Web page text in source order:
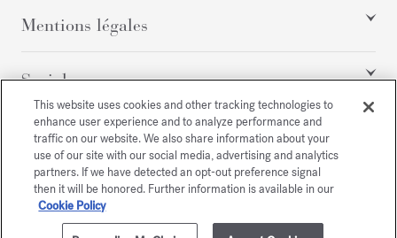
Mentions légales
Social
Tous droits réservés
/ USD PLAN DU SITE
This website uses cookies and other tracking technologies to
enhance user experience and to analyze performance and
traffic on our website. We also share information about your
use of our site with our social media, advertising and analytics
partners. If we have detected an opt-out preference signal
then it will be honored. Further information is available in our
Cookie Policy